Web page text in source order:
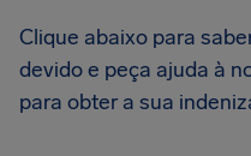
Clique abaixo para
devido e peça ajuda à
para obter a sua